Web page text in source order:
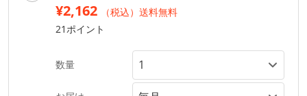
¥2,162
（税込）送料無料
21ポイント
数量